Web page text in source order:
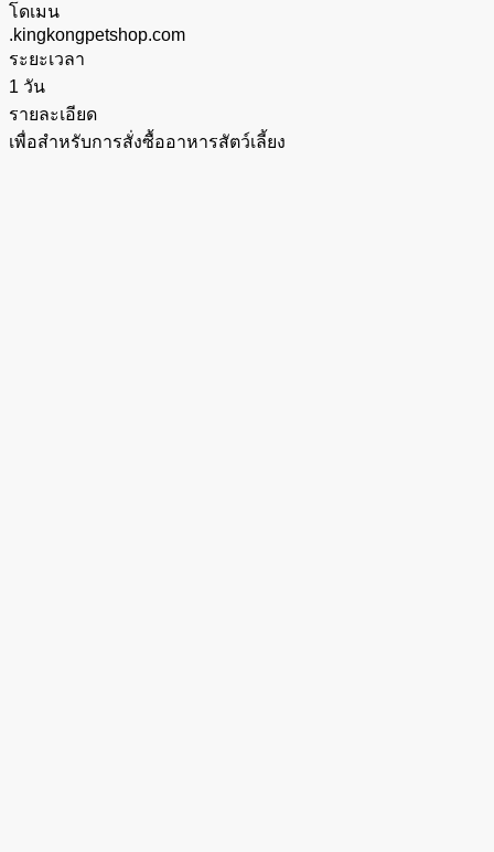
โดเมน
.kingkongpetshop.com
ระยะเวลา
1 วัน
รายละเอียด
เพื่อสำหรับการสั่งซื้ออาหารสัตว์เลี้ยง